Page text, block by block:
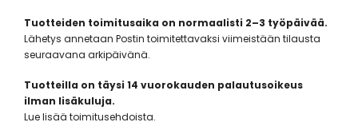
Tuotteiden toimitusaika on normaalisti 2–3 työpäivää.
Lähetys annetaan Postin toimitettavaksi viimeistään tilausta
seuraavana arkipäivänä.
Tuotteilla on täysi 14 vuorokauden palautusoikeus
ilman lisäkuluja.
Lue lisää toimitusehdoista.